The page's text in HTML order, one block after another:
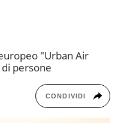
"Urban Air
persone
CONDIVIDI